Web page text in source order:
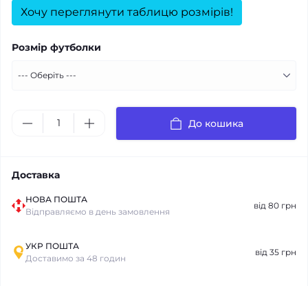
Хочу переглянути таблицю розмірів!
Розмір футболки
До кошика
Доставка
НОВА ПОШТА
Відправляємо в день замовлення
від 80 грн
УКР ПОШТА
Доставимо за 48 годин
від 35 грн